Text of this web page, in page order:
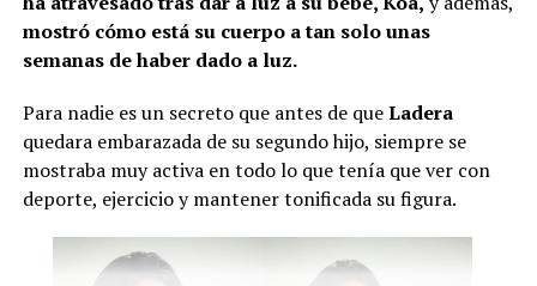
Con respecto a los expresidentes del país, asistirán
Duque, César Gaviria y Andrés Pastrana.
embargo, aún hay incertidumbre sobre si Álvaro Uribe
hará acto de presencia.
Por último, se conoció que durante esta jornada se
firmarán nuevosdecretos relacionados con temas de
salud, seguridad y reducción de costos en contratos
públicos. Además, se posesionarán los ministros y se
mostró cómo está su cuerpo a tan solo unas
semanas de haber dado a luz.
Para nadie es un secreto que antes de queLadera
quedara embarazada de su segundo hijo, siempre se
mostraba muy activa en todo lo que tenía que ver con
deporte, ejercicio y mantener tonificada su figura.